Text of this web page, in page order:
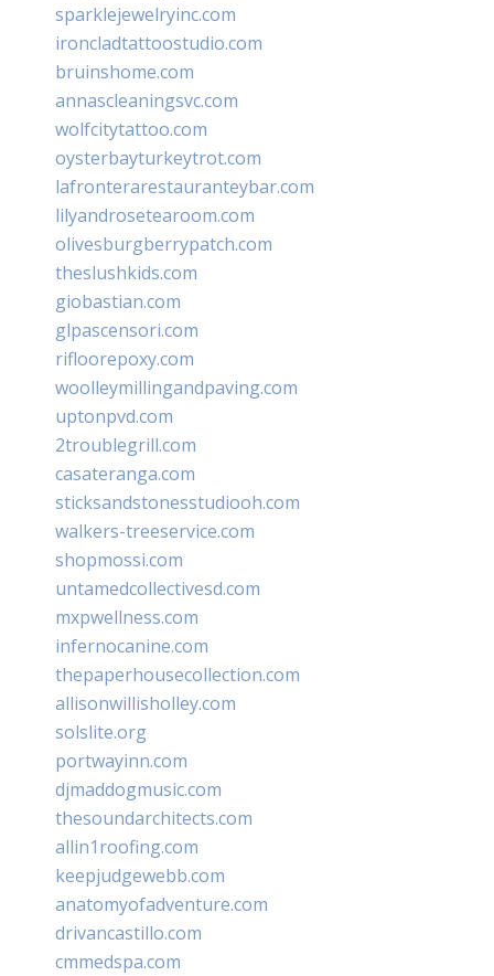
sparklejewelryinc.com
ironcladtattoostudio.com
bruinshome.com
annascleaningsvc.com
wolfcitytattoo.com
oysterbayturkeytrot.com
lafronterarestauranteybar.com
lilyandrosetearoom.com
olivesburgberrypatch.com
theslushkids.com
giobastian.com
glpascensori.com
rifloorepoxy.com
woolleymillingandpaving.com
uptonpvd.com
2troublegrill.com
casateranga.com
sticksandstonesstudiooh.com
walkers-treeservice.com
shopmossi.com
untamedcollectivesd.com
mxpwellness.com
infernocanine.com
thepaperhousecollection.com
allisonwillisholley.com
solslite.org
portwayinn.com
djmaddogmusic.com
thesoundarchitects.com
allin1roofing.com
keepjudgewebb.com
anatomyofadventure.com
drivancastillo.com
cmmedspa.com